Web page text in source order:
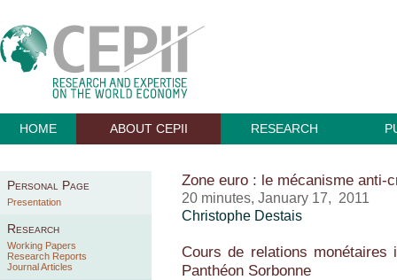
HOME ABOUT CEPII RESEARCH
Personal Page
Presentation
Research
Working Papers
Research Reports
Journal Articles
Zone euro : le mécanisme anti-
20 minutes, January 17, 2011
Christophe Destais
Cours de relations
Panthéon Sorbonne